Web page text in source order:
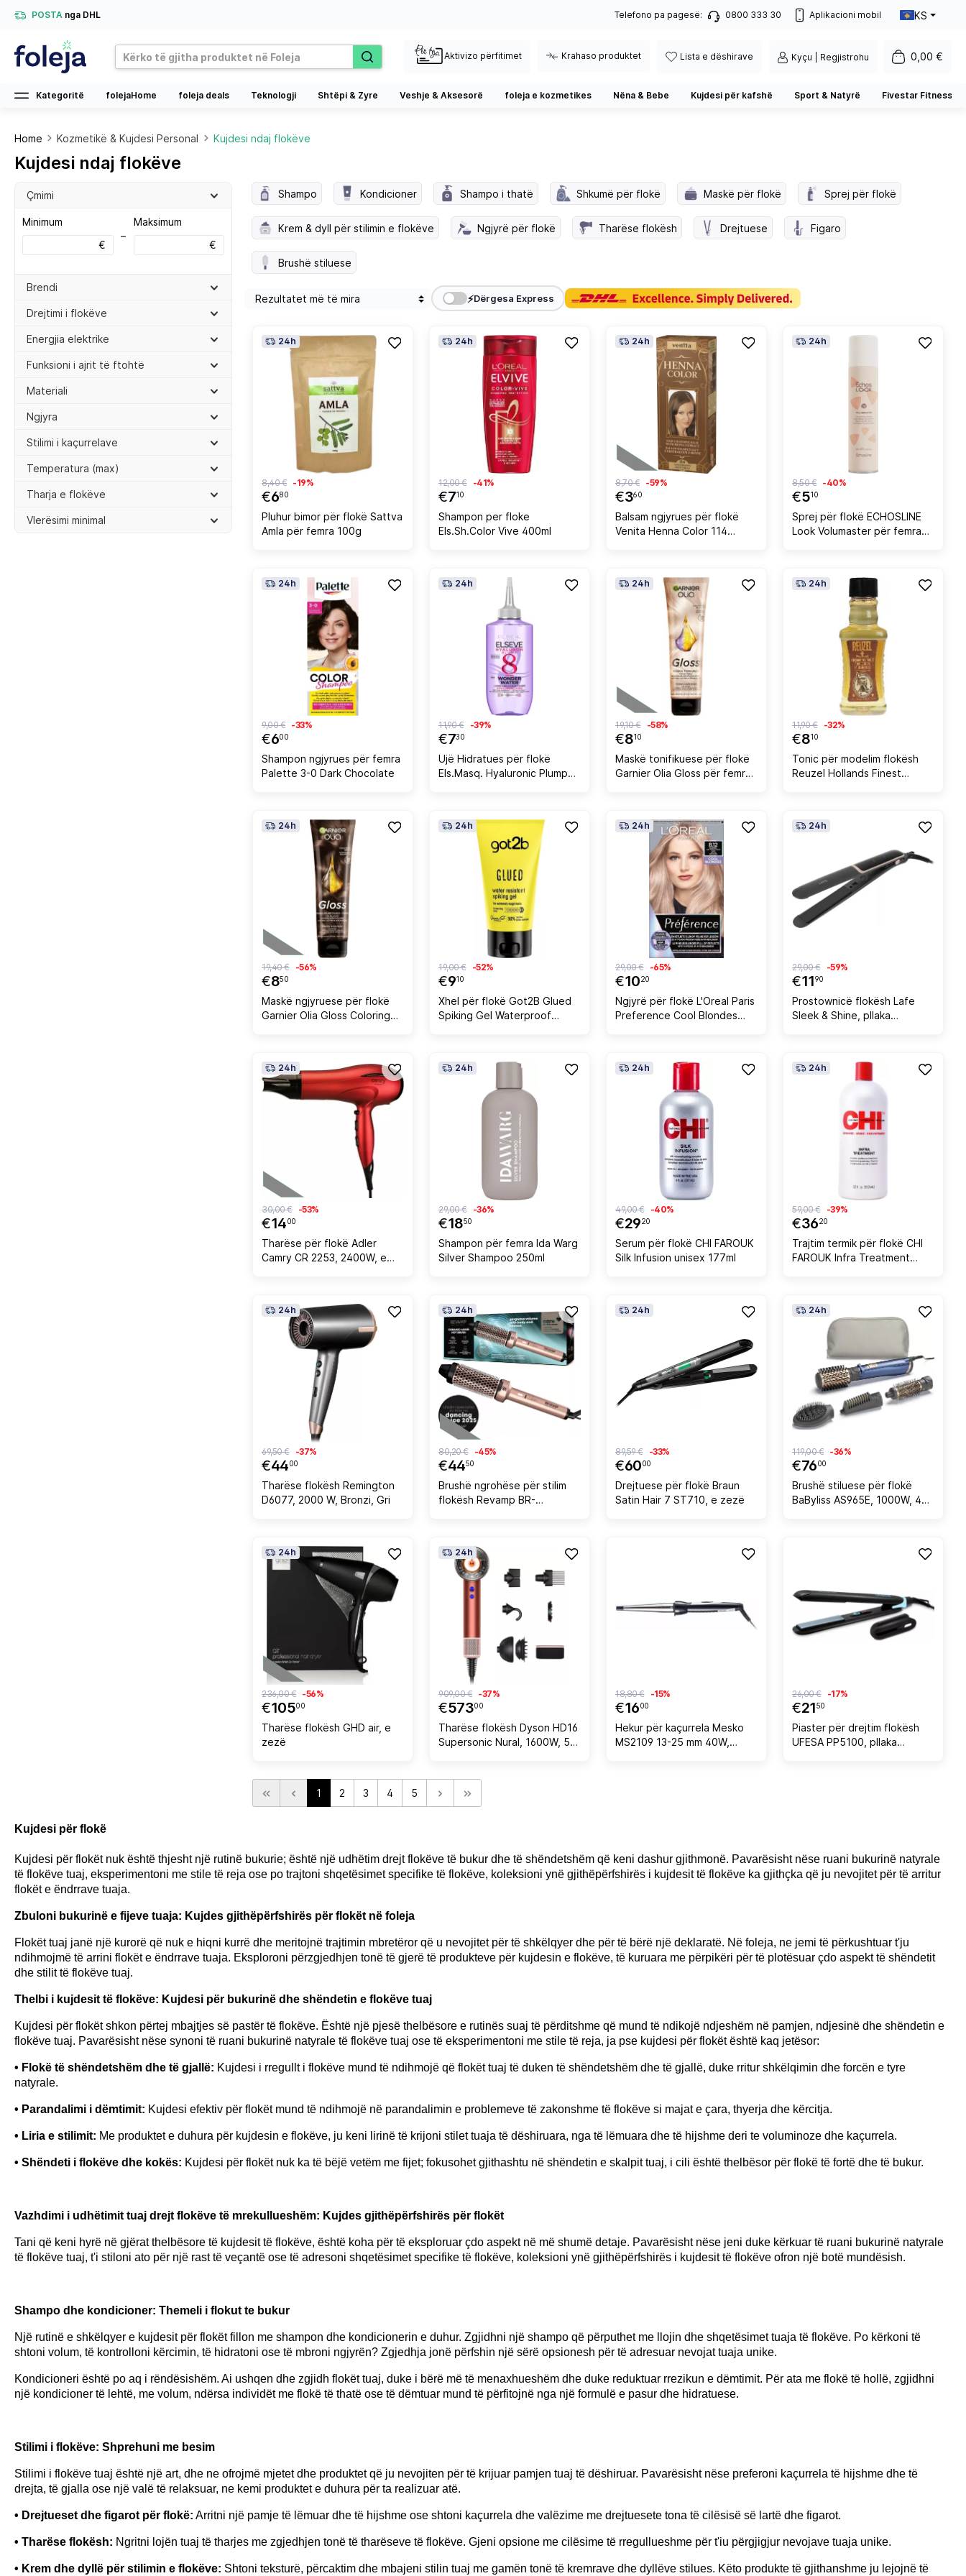
POSTA nga DHL Telefono pa pagesë: 0800 333 30 Aplikacioni mobil KS
Aktivizo përfitimet Krahaso produktet Lista e dëshirave Kyçu | Regjistrohu 0,00 €
Kategoritë folejaHome foleja deals Teknologji Shtëpi & Zyre Veshje & Aksesorë foleja e kozmetikes Nëna & Bebe Kujdesi për kafshë Sport & Natyrë Fivestar Fitness
Home Kozmetikë & Kujdesi Personal Kujdesi ndaj flokëve
Kujdesi ndaj flokëve
Brendi
Drejtimi i flokëve
Energjia elektrike
Funksioni i ajrit të ftohtë
Materiali
Ngjyra
Stilimi i kaçurrelave
Temperatura (max)
Tharja e flokëve
Çmimi
Minimum
€
–
Maksimum
€
Vlerësimi minimal
Shampo Kondicioner Shampo i thatë Shkumë për flokë Maskë për flokë Sprej për flokë
Krem & dyll për stilimin e flokëve Ngjyrë për flokë Tharëse flokësh Drejtuese Figaro
Brushë stiluese
⚡Dërgesa Express
24h
€680
8,40 € -19%
Pluhur bimor për flokë Sattva
Amla për femra 100g
24h
€710
12,00 € -41%
Shampon per floke
Els.Sh.Color Vive 400ml
24h
€360
8,70 € -59%
Balsam ngjyrues për flokë
Venita Henna Color 114
24h
€510
8,50 € -40%
Sprej për flokë ECHOSLINE
Look Volumaster për femra
24h
€600
9,00 € -33%
Shampon ngjyrues për femra
Palette 3-0 Dark Chocolate
24h
€730
11,90 € -39%
Ujë Hidratues për flokë
Els.Masq. Hyaluronic Plump
24h
€810
19,10 € -58%
Maskë tonifikuese për flokë
Garnier Olia Gloss për femra
24h
€810
11,90 € -32%
Tonic për modelim flokësh
Reuzel Hollands Finest
24h
€850
19,40 € -56%
Maskë ngjyruese për flokë
Garnier Olia Gloss Coloring
24h
€910
19,00 € -52%
Xhel për flokë Got2B Glued
Spiking Gel Waterproof
24h
€1020
29,00 € -65%
Ngjyrë për flokë L'Oreal Paris
Preference Cool Blondes
24h
€1190
29,00 € -59%
Prostownicë flokësh Lafe
Sleek & Shine, pllaka
24h
€1400
30,00 € -53%
Tharëse për flokë Adler
Camry CR 2253, 2400W, e
24h
€1850
29,00 € -36%
Shampon për femra Ida Warg
Silver Shampoo 250ml
24h
€2920
49,00 € -40%
Serum për flokë CHI FAROUK
Silk Infusion unisex 177ml
24h
€3620
59,00 € -39%
Trajtim termik për flokë CHI
FAROUK Infra Treatment
24h
€4400
69,50 € -37%
Tharëse flokësh Remington
D6077, 2000 W, Bronzi, Gri
24h
€4450
80,20 € -45%
Brushë ngrohëse për stilim
flokësh Revamp BR-
24h
€6000
89,59 € -33%
Drejtuese për flokë Braun
Satin Hair 7 ST710, e zezë
24h
€7600
119,00 € -36%
Brushë stiluese për flokë
BaByliss AS965E, 1000W, 4
24h
€10500
236,00 € -56%
Tharëse flokësh GHD air, e
zezë
24h
€57300
909,00 € -37%
Tharëse flokësh Dyson HD16
Supersonic Nural, 1600W, 5
€1600
18,80 € -15%
Hekur për kaçurrela Mesko
MS2109 13-25 mm 40W,
€2150
26,00 € -17%
Piaster për drejtim flokësh
UFESA PP5100, pllaka
1
2 3 4 5
Kujdesi për flokë
Kujdesi për flokët nuk është thjesht një rutinë bukurie; është një udhëtim drejt flokëve të bukur dhe të shëndetshëm që keni dashur gjithmonë. Pavarësisht nëse ruani bukurinë natyrale
të flokëve tuaj, eksperimentoni me stile të reja ose po trajtoni shqetësimet specifike të flokëve, koleksioni ynë gjithëpërfshirës i kujdesit të flokëve ka gjithçka që ju nevojitet për të arritur
flokët e ëndrrave tuaja.
Zbuloni bukurinë e fijeve tuaja: Kujdes gjithëpërfshirës për flokët në foleja
Flokët tuaj janë një kurorë që nuk e hiqni kurrë dhe meritojnë trajtimin mbretëror që u nevojitet për të shkëlqyer dhe për të bërë një deklaratë. Në foleja, ne jemi të përkushtuar t'ju
ndihmojmë të arrini flokët e ëndrrave tuaja. Eksploroni përzgjedhjen tonë të gjerë të produkteve për kujdesin e flokëve, të kuruara me përpikëri për të plotësuar çdo aspekt të shëndetit
dhe stilit të flokëve tuaj.
Thelbi i kujdesit të flokëve: Kujdesi për bukurinë dhe shëndetin e flokëve tuaj
Kujdesi për flokët shkon përtej mbajtjes së pastër të flokëve. Është një pjesë thelbësore e rutinës suaj të përditshme që mund të ndikojë ndjeshëm në pamjen, ndjesinë dhe shëndetin e
flokëve tuaj. Pavarësisht nëse synoni të ruani bukurinë natyrale të flokëve tuaj ose të eksperimentoni me stile të reja, ja pse kujdesi për flokët është kaq jetësor:
• Flokë të shëndetshëm dhe të gjallë: Kujdesi i rregullt i flokëve mund të ndihmojë që flokët tuaj të duken të shëndetshëm dhe të gjallë, duke rritur shkëlqimin dhe forcën e tyre
natyrale.
• Parandalimi i dëmtimit: Kujdesi efektiv për flokët mund të ndihmojë në parandalimin e problemeve të zakonshme të flokëve si majat e çara, thyerja dhe kërcitja.
• Liria e stilimit: Me produktet e duhura për kujdesin e flokëve, ju keni lirinë të krijoni stilet tuaja të dëshiruara, nga të lëmuara dhe të hijshme deri te voluminoze dhe kaçurrela.
• Shëndeti i flokëve dhe kokës: Kujdesi për flokët nuk ka të bëjë vetëm me fijet; fokusohet gjithashtu në shëndetin e skalpit tuaj, i cili është thelbësor për flokë të fortë dhe të bukur.
Vazhdimi i udhëtimit tuaj drejt flokëve të mrekullueshëm: Kujdes gjithëpërfshirës për flokët
Tani që keni hyrë në gjërat thelbësore të kujdesit të flokëve, është koha për të eksploruar çdo aspekt në më shumë detaje. Pavarësisht nëse jeni duke kërkuar të ruani bukurinë natyrale
të flokëve tuaj, t'i stiloni ato për një rast të veçantë ose të adresoni shqetësimet specifike të flokëve, koleksioni ynë gjithëpërfshirës i kujdesit të flokëve ofron një botë mundësish.
Shampo dhe kondicioner: Themeli i flokut te bukur
Një rutinë e shkëlqyer e kujdesit për flokët fillon me shampon dhe kondicionerin e duhur. Zgjidhni një shampo që përputhet me llojin dhe shqetësimet tuaja të flokëve. Po kërkoni të
shtoni volum, të kontrolloni kërcimin, të hidratoni ose të mbroni ngjyrën? Zgjedhja jonë përfshin një sërë opsionesh për të adresuar nevojat tuaja unike.
Kondicioneri është po aq i rëndësishëm. Ai ushqen dhe zgjidh flokët tuaj, duke i bërë më të menaxhueshëm dhe duke reduktuar rrezikun e dëmtimit. Për ata me flokë të hollë, zgjidhni
një kondicioner të lehtë, me volum, ndërsa individët me flokë të thatë ose të dëmtuar mund të përfitojnë nga një formulë e pasur dhe hidratuese.
Stilimi i flokëve: Shprehuni me besim
Stilimi i flokëve tuaj është një art, dhe ne ofrojmë mjetet dhe produktet që ju nevojiten për të krijuar pamjen tuaj të dëshiruar. Pavarësisht nëse preferoni kaçurrela të hijshme dhe të
drejta, të gjalla ose një valë të relaksuar, ne kemi produktet e duhura për ta realizuar atë.
• Drejtueset dhe figarot për flokë: Arritni një pamje të lëmuar dhe të hijshme ose shtoni kaçurrela dhe valëzime me drejtuesete tona të cilësisë së lartë dhe figarot.
• Tharëse flokësh: Ngritni lojën tuaj të tharjes me zgjedhjen tonë të tharëseve të flokëve. Gjeni opsione me cilësime të rregullueshme për t'iu përgjigjur nevojave tuaja unike.
• Krem dhe dyllë për stilimin e flokëve: Shtoni teksturë, përcaktim dhe mbajeni stilin tuaj me gamën tonë të kremrave dhe dyllëve stilues. Këto produkte të gjithanshme ju lejojnë të